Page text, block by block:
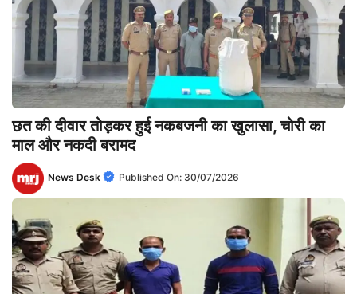
छत की दीवार तोड़कर हुई नकबजनी का खुलासा, चोरी का
माल और नकदी बरामद
News Desk Published On: 30/07/2026